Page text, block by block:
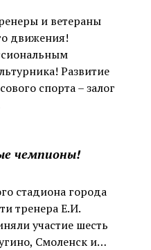
и ветераны
движения!
Развитие
спорта – залог
чемпионы!
стадиона города
тренера Е.И.
участие шесть
Смоленск и…